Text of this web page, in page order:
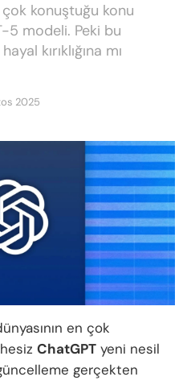
çok konuştuğu konu
5 modeli. Peki bu
kırıklığına mı
2025
en çok
ChatGPT yeni nesil
gerçekten